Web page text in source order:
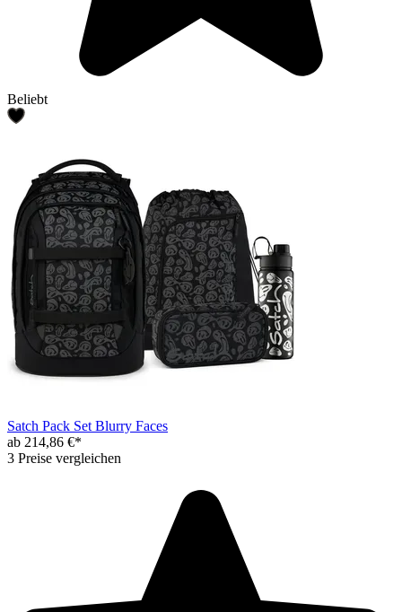
Beliebt
Satch Pack Set Blurry Faces
ab 214,86 €*
3 Preise vergleichen